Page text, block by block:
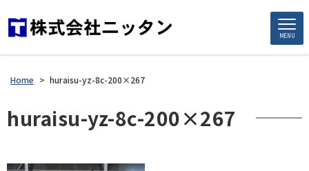
MENU
Home > huraisu-yz-8c-200×267
huraisu-yz-8c-200×267